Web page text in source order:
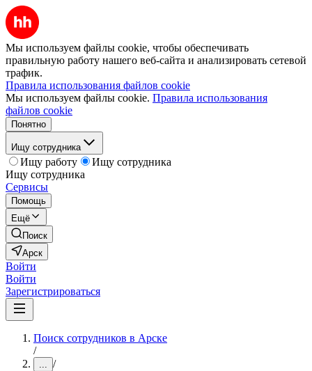
Мы используем файлы cookie, чтобы обеспечивать
правильную работу нашего веб-сайта и анализировать сетевой
трафик.
Правила использования файлов cookie
Мы используем файлы cookie. Правила использования
файлов cookie
Понятно
Ищу сотрудника
Ищу работу
Ищу сотрудника
Ищу сотрудника
Сервисы
Помощь
Ещё
Поиск
Арск
Войти
Войти
Зарегистрироваться
Поиск сотрудников в Арске
/
... /